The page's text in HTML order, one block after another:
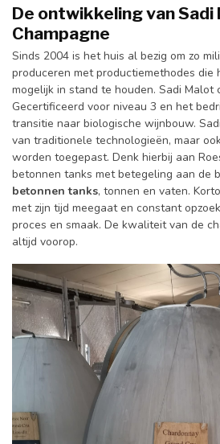
De ontwikkeling van Sadi
Champagne
Sinds 2004 is het huis al bezig om zo
produceren met productiemethodes die
mogelijk in stand te houden. Sadi Malot
Gecertificeerd voor niveau 3 en het
transitie naar biologische wijnbouw.
van traditionele technologieën, maar
worden toegepast. Denk hierbij aan
betonnen tanks met betegeling aan de
betonnen tanks, tonnen en vaten.
met zijn tijd meegaat en constant
proces en smaak. De kwaliteit van de
altijd voorop.